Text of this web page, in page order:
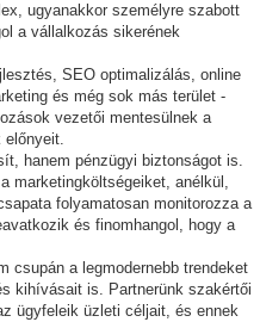
ugyanakkor személyre szabott
a vállalkozás sikerének
SEO optimalizálás, online
és még sok más terület -
vezetői mentesülnek a
előnyeit.
hanem pénzügyi biztonságot is.
marketingköltségeiket, anélkül,
folyamatosan monitorozza a
és finomhangol, hogy a
csupán a legmodernebb trendeket
kihívásait is. Partnerünk szakértői
ügyfeleik üzleti céljait, és ennek